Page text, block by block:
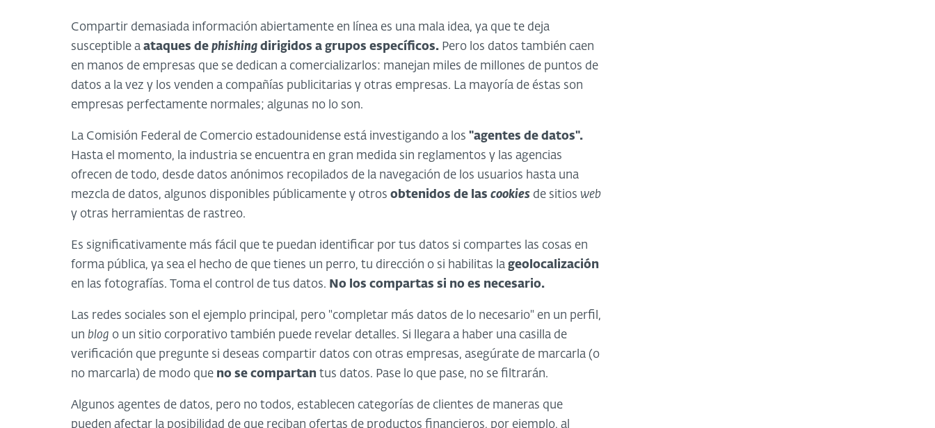
Compartir demasiada información abiertamente en línea es una mala idea, ya que te deja
susceptible a ataques de phishing dirigidos a grupos específicos. Pero los datos también caen
en manos de empresas que se dedican a comercializarlos: manejan miles de millones de puntos de
datos a la vez y los venden a compañías publicitarias y otras empresas. La mayoría de éstas son
empresas perfectamente normales; algunas no lo son.
La Comisión Federal de Comercio estadounidense está investigando a los "agentes de datos".
Hasta el momento, la industria se encuentra en gran medida sin reglamentos y las agencias
ofrecen de todo, desde datos anónimos recopilados de la navegación de los usuarios hasta una
mezcla de datos, algunos disponibles públicamente y otros obtenidos de las cookies de sitios web
y otras herramientas de rastreo.
Es significativamente más fácil que te puedan identificar por tus datos si compartes las cosas en
forma pública, ya sea el hecho de que tienes un perro, tu dirección o si habilitas la geolocalización
en las fotografías. Toma el control de tus datos. No los compartas si no es necesario.
Las redes sociales son el ejemplo principal, pero "completar más datos de lo necesario" en un perfil,
un blog o un sitio corporativo también puede revelar detalles. Si llegara a haber una casilla de
verificación que pregunte si deseas compartir datos con otras empresas, asegúrate de marcarla (o
no marcarla) de modo que no se compartan tus datos. Pase lo que pase, no se filtrarán.
Algunos agentes de datos, pero no todos, establecen categorías de clientes de maneras que
pueden afectar la posibilidad de que reciban ofertas de productos financieros, por ejemplo, al